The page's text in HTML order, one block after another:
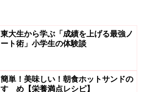
東大生から学ぶ「成績を上げる最強ノ
ート術」小学生の体験談
簡単！美味しい！朝食ホットサンドの
すゝめ【栄養満点レシピ】